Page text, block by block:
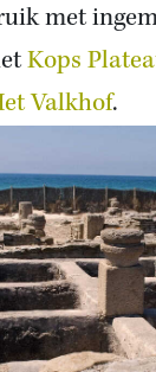
met
Kops
Valkhof.